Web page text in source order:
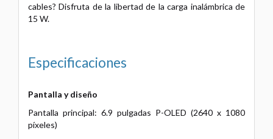
cables? Disfruta de la libertad de la carga inalámbrica de
15 W.
Especificaciones
Pantalla y diseño
Pantalla principal: 6.9 pulgadas P-OLED (2640 x 1080
píxeles)